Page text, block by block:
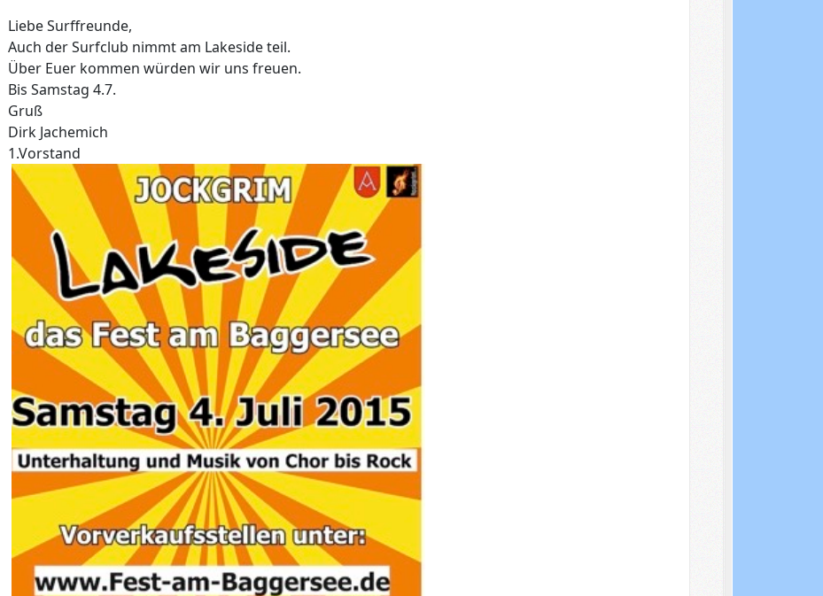
Liebe Surffreunde,
Auch der Surfclub nimmt am Lakeside teil.
Über Euer kommen würden wir uns freuen.
Bis Samstag 4.7.
Gruß
Dirk Jachemich
1.Vorstand